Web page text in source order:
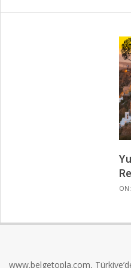
ON:
www.belgetopla.com,